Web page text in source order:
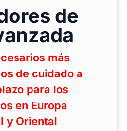
de
más
de cuidado a
para los
en Europa
y Oriental